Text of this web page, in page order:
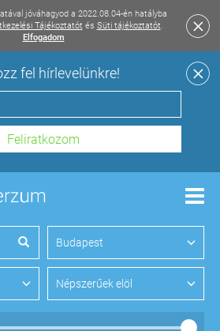
jóváhagyod a 2022.08.04-én hatályba
Tájékoztatót és Süti tájékoztatót.
Elfogadom
fel hírlevelünkre!
Budapest
Népszerűek elöl